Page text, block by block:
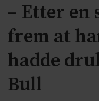
– Etter en
frem at
hadde
Bull